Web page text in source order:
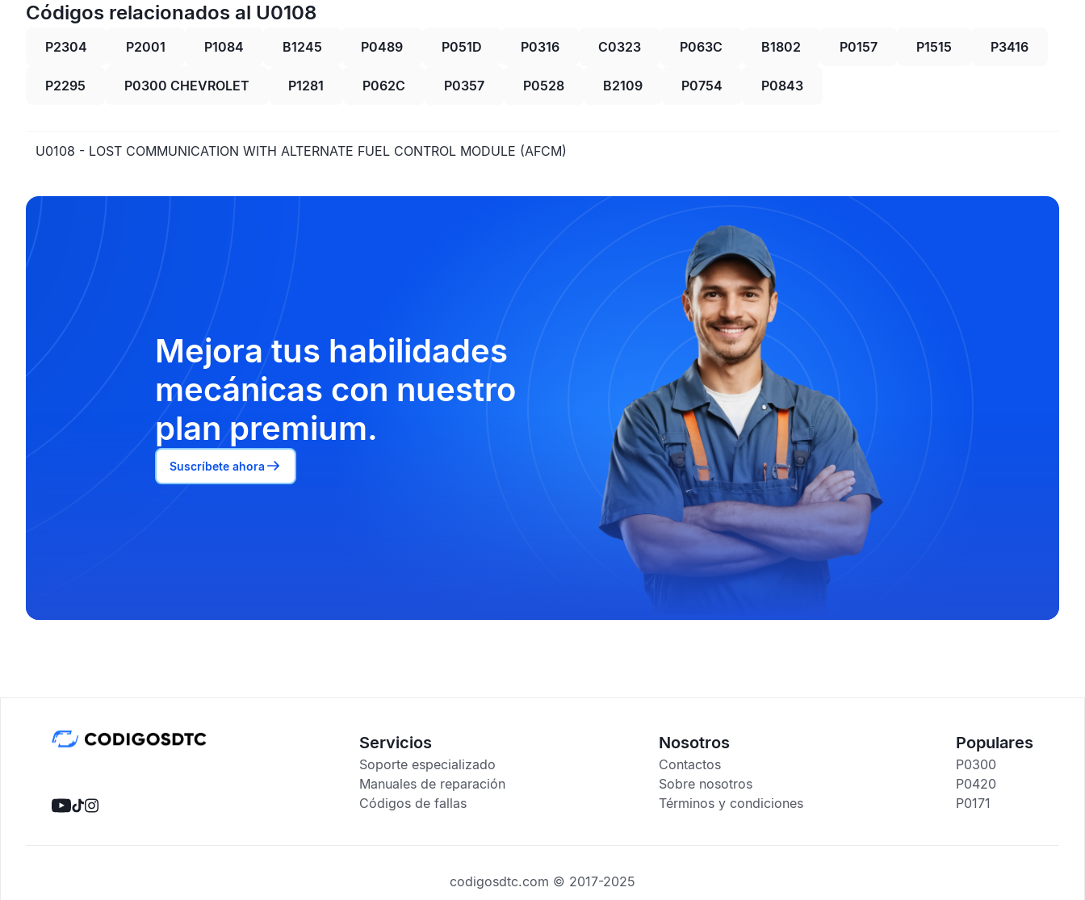
Códigos relacionados al U0108
P2304 P2001 P1084 B1245 P0489 P051D P0316 C0323 P063C B1802 P0157 P1515 P3416
P2295 P0300 CHEVROLET P1281 P062C P0357 P0528 B2109 P0754 P0843
U0108 - LOST COMMUNICATION WITH ALTERNATE FUEL CONTROL MODULE (AFCM)
Mejora tus habilidades
mecánicas con nuestro
plan premium.
Suscríbete ahora
Servicios
Soporte especializado
Manuales de reparación
Códigos de fallas
Nosotros
Contactos
Sobre nosotros
Términos y condiciones
Populares
P0300
P0420
P0171
codigosdtc.com © 2017-2025